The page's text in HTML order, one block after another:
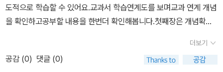
도적으로 학습할 수 있어요.​​교과서 학습연계도를 보며교과 연계 개념
을 확인하고공부할 내용을 한번더 확인해봅니다.​​​​첫째장은 개념확인
하였어요.​​​​이거 3학년이 푸는 수학문제집 아니에요?저는 2학년인데
도 풀 수 있네요?ㅋㅋㅋ 네 맞습니다.천천히 풀어보면 초등학교2학
더보기
공감 (0) 댓글 (0)